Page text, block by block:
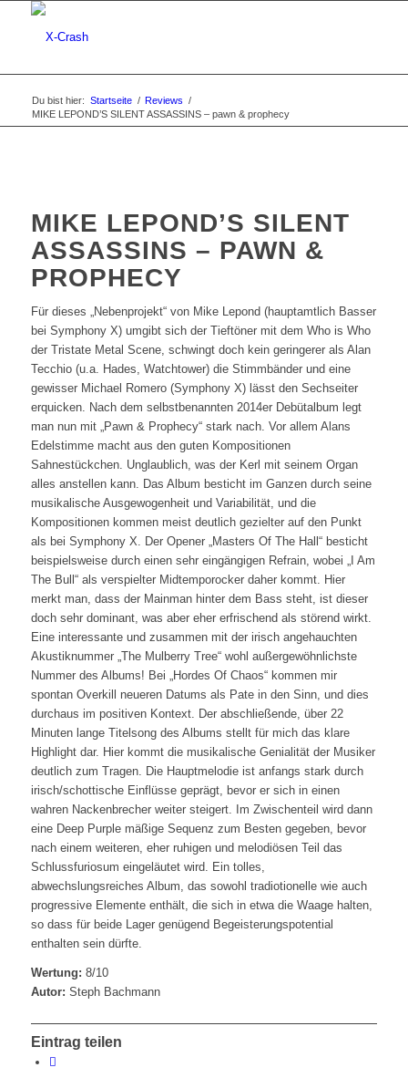
Du bist hier: Startseite / Reviews /
MIKE LEPOND’S SILENT ASSASSINS – pawn & prophecy
MIKE LEPOND’S SILENT
ASSASSINS – PAWN &
PROPHECY
Für dieses „Nebenprojekt“ von Mike Lepond (hauptamtlich Basser
bei Symphony X) umgibt sich der Tieftöner mit dem Who is Who
der Tristate Metal Scene, schwingt doch kein geringerer als Alan
Tecchio (u.a. Hades, Watchtower) die Stimmbänder und eine
gewisser Michael Romero (Symphony X) lässt den Sechseiter
erquicken. Nach dem selbstbenannten 2014er Debütalbum legt
man nun mit „Pawn & Prophecy“ stark nach. Vor allem Alans
Edelstimme macht aus den guten Kompositionen
Sahnestückchen. Unglaublich, was der Kerl mit seinem Organ
alles anstellen kann. Das Album besticht im Ganzen durch seine
musikalische Ausgewogenheit und Variabilität, und die
Kompositionen kommen meist deutlich gezielter auf den Punkt
als bei Symphony X. Der Opener „Masters Of The Hall“ besticht
beispielsweise durch einen sehr eingängigen Refrain, wobei „I Am
The Bull“ als verspielter Midtemporocker daher kommt. Hier
merkt man, dass der Mainman hinter dem Bass steht, ist dieser
doch sehr dominant, was aber eher erfrischend als störend wirkt.
Eine interessante und zusammen mit der irisch angehauchten
Akustiknummer „The Mulberry Tree“ wohl außergewöhnlichste
Nummer des Albums! Bei „Hordes Of Chaos“ kommen mir
spontan Overkill neueren Datums als Pate in den Sinn, und dies
durchaus im positiven Kontext. Der abschließende, über 22
Minuten lange Titelsong des Albums stellt für mich das klare
Highlight dar. Hier kommt die musikalische Genialität der Musiker
deutlich zum Tragen. Die Hauptmelodie ist anfangs stark durch
irisch/schottische Einflüsse geprägt, bevor er sich in einen
wahren Nackenbrecher weiter steigert. Im Zwischenteil wird dann
eine Deep Purple mäßige Sequenz zum Besten gegeben, bevor
nach einem weiteren, eher ruhigen und melodiösen Teil das
Schlussfuriosum eingeläutet wird. Ein tolles,
abwechslungsreiches Album, das sowohl tradiotionelle wie auch
progressive Elemente enthält, die sich in etwa die Waage halten,
so dass für beide Lager genügend Begeisterungspotential
enthalten sein dürfte.
Wertung: 8/10
Autor: Steph Bachmann
Eintrag teilen